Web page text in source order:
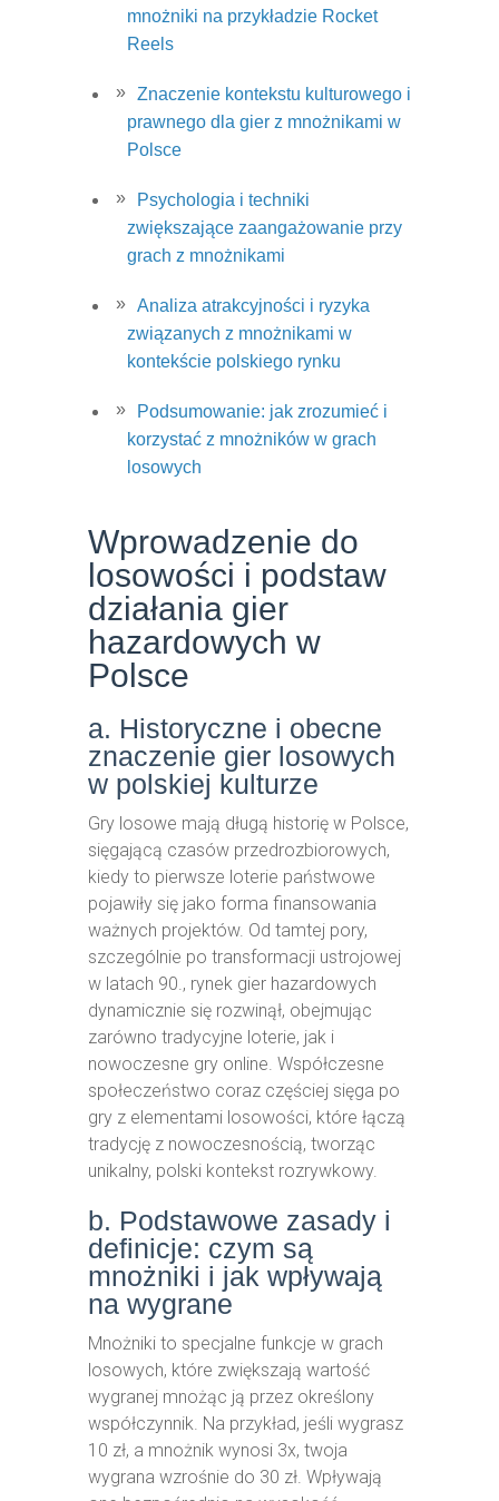
mnożniki na przykładzie Rocket
Reels
Znaczenie kontekstu kulturowego i
prawnego dla gier z mnożnikami w
Polsce
Psychologia i techniki
zwiększające zaangażowanie przy
grach z mnożnikami
Analiza atrakcyjności i ryzyka
związanych z mnożnikami w
kontekście polskiego rynku
Podsumowanie: jak zrozumieć i
korzystać z mnożników w grach
losowych
Wprowadzenie do
losowości i podstaw
działania gier
hazardowych w
Polsce
a. Historyczne i obecne
znaczenie gier losowych
w polskiej kulturze
Gry losowe mają długą historię w Polsce,
sięgającą czasów przedrozbiorowych,
kiedy to pierwsze loterie państwowe
pojawiły się jako forma finansowania
ważnych projektów. Od tamtej pory,
szczególnie po transformacji ustrojowej
w latach 90., rynek gier hazardowych
dynamicznie się rozwinął, obejmując
zarówno tradycyjne loterie, jak i
nowoczesne gry online. Współczesne
społeczeństwo coraz częściej sięga po
gry z elementami losowości, które łączą
tradycję z nowoczesnością, tworząc
unikalny, polski kontekst rozrywkowy.
b. Podstawowe zasady i
definicje: czym są
mnożniki i jak wpływają
na wygrane
Mnożniki to specjalne funkcje w grach
losowych, które zwiększają wartość
wygranej mnożąc ją przez określony
współczynnik. Na przykład, jeśli wygrasz
10 zł, a mnożnik wynosi 3x, twoja
wygrana wzrośnie do 30 zł. Wpływają